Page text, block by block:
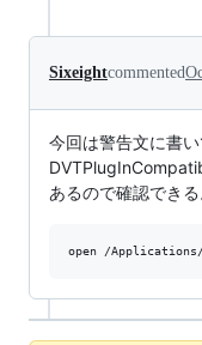
Sixeightcommented
今回は警告文に書い
あるので確認できる